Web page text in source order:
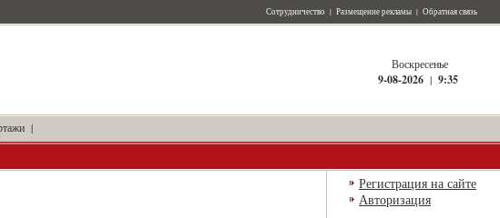
Сотрудничество | Размещение рекламы | Обратная связь
Воскресенье
9-08-2026 | 9:35
|
Регистрация на сайте
Авторизация